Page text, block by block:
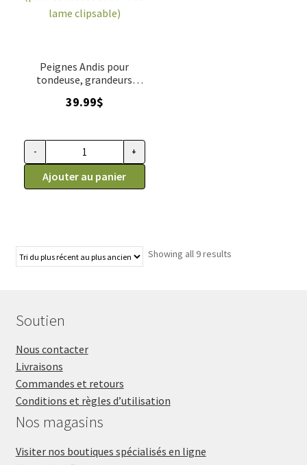
Peignes Andis pour
tondeuse, grandeurs
(pour tondeuse avec fil ou
39.99$
quantité de Peignes Andis pour tondeuse, grandeurs small
- +
Ajouter au panier
Showing all 9 results
Soutien
Nous contacter
Livraisons
Commandes et retours
Conditions et règles d’utilisation
Nos magasins
Visiter nos boutiques spécialisés en ligne